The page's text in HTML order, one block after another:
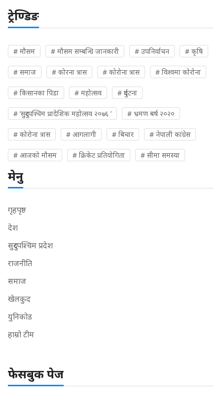
ट्रेण्डिङ
# मौसम # मौसम सम्बन्धि जानकारी # उपनिर्वाचन # कृषि
# समाज # कोरना त्रास # कोरोना त्रास # विश्वमा कोरोना
# किसानका पिडा # महोत्सव # दुर्घटना
# ‘सुदुरपश्चिम प्रादेशिक महोत्सव २०७६ ’ # भ्रमण बर्ष २०२०
# कोरोना त्रास # आगलागी # बिचार # नेपाली कांग्रेस
# आजको मौसम # क्रिकेट प्रतियोगिता # सीमा समस्या
मेनु
गृहपृष्ठ
देश
सुदुरपश्चिम प्रदेश
राजनीति
समाज
खेलकुद
युनिकोड
हाम्रो टीम
फेसबुक पेज